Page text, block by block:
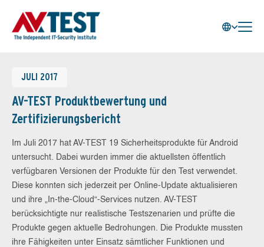
JULI 2017
AV-TEST Produktbewertung und
Zertifizierungsbericht
Im Juli 2017 hat AV-TEST 19 Sicherheitsprodukte für Android
untersucht. Dabei wurden immer die aktuellsten öffentlich
verfügbaren Versionen der Produkte für den Test verwendet.
Diese konnten sich jederzeit per Online-Update aktualisieren
und ihre „In-the-Cloud“-Services nutzen. AV-TEST
berücksichtigte nur realistische Testszenarien und prüfte die
Produkte gegen aktuelle Bedrohungen. Die Produkte mussten
ihre Fähigkeiten unter Einsatz sämtlicher Funktionen und